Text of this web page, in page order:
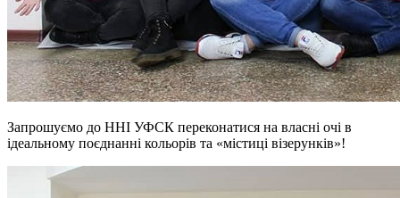
Запрошуємо до ННІ УФСК переконатися на власні очі в
ідеальному поєднанні кольорів та «містиці візерунків»!